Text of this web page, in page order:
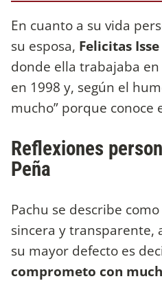
En cuanto a su vida
su esposa, Felicitas
donde ella trabajaba en
en 1998 y, según el
mucho” porque conoce
Reflexiones
Peña
Pachu se describe
sincera y transparente,
su mayor defecto es
comprometo con